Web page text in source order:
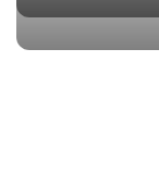
Post